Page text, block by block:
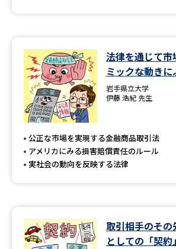
法律を通じて
ミックな動きに
岩手県立大学
伊藤 浩紀 先生
公正な市場を実現する金融商品取引法
アメリカにみる損害賠償責任のルール
実社会の動向を反映する法律
取引相手のそ
としての「契約」